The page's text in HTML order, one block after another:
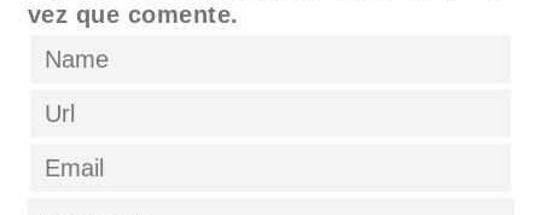
vez que comente.